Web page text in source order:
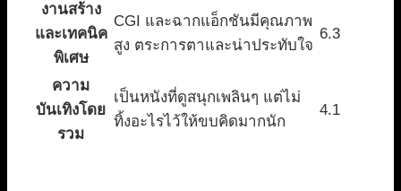
งานสร้าง
และเทคนิค
พิเศษ
CGI และฉากแอ็กชันมีคุณภาพ
สูง ตระการตาและน่าประทับใจ
6.3
ความ
บันเทิงโดย
รวม
เป็นหนังที่ดูสนุกเพลินๆ แต่ไม่
ทิ้งอะไรไว้ให้ขบคิดมากนัก
4.1